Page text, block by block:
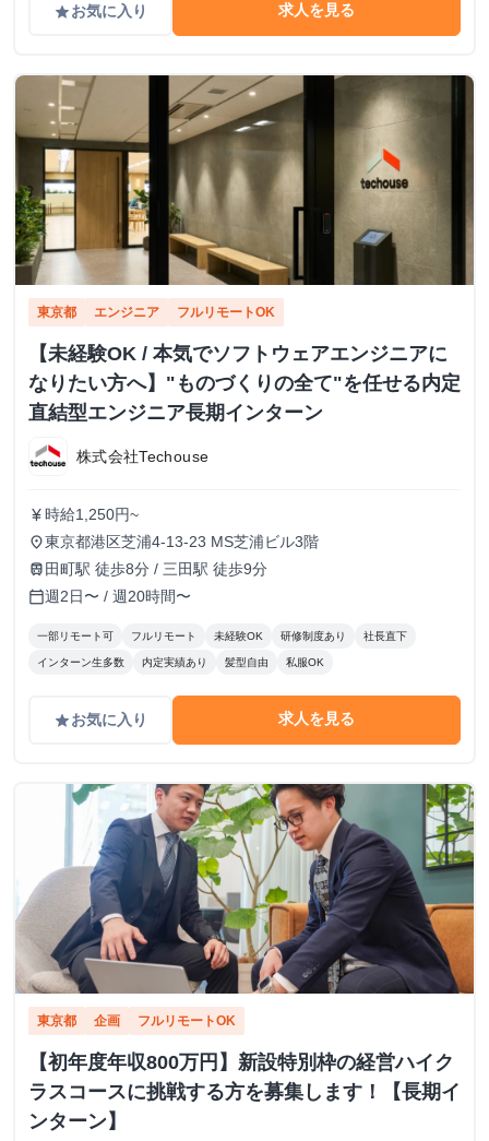
gradeお気に入り 求人を見る
東京都 エンジニア フルリモートOK
【未経験OK / 本気でソフトウェアエンジニアに
なりたい方へ】"ものづくりの全て"を任せる内定
直結型エンジニア長期インターン
株式会社Techouse
currency_yen 時給1,250円~
place東京都港区芝浦4-13-23 MS芝浦ビル3階
train 田町駅 徒歩8分 / 三田駅 徒歩9分
calendar_today週2日〜 / 週20時間〜
一部リモート可 フルリモート 未経験OK 研修制度あり 社長直下
インターン生多数 内定実績あり 髪型自由 私服OK
gradeお気に入り 求人を見る
東京都 企画 フルリモートOK
【初年度年収800万円】新設特別枠の経営ハイク
ラスコースに挑戦する方を募集します！【長期イ
ンターン】